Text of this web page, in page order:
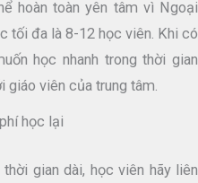
hoàn toàn yên tâm vì Ngoại
tối đa là 8-12 học viên. Khi có
học nhanh trong thời gian
giáo viên của trung tâm.
học lại
gian dài, học viên hãy liên